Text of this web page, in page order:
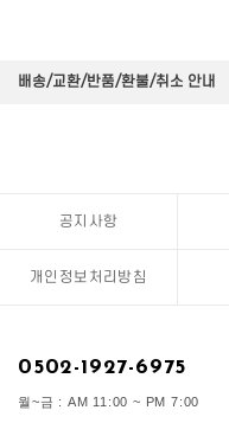
배송/교환/반품/환불/취소 안내
공지사항
개인정보처리방침
0502-1927-6975
월~금 : AM 11:00 ~ PM 7:00